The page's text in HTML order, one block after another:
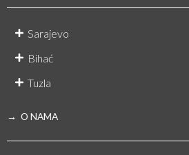
Sarajevo
Bihać
Tuzla
→ O NAMA